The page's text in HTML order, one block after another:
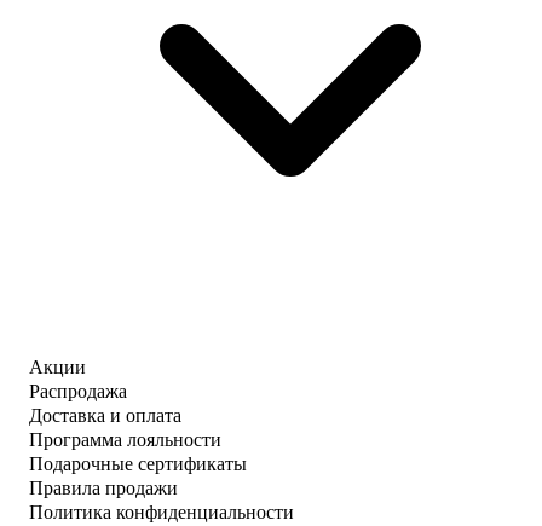
Акции
Распродажа
Доставка и оплата
Программа лояльности
Подарочные сертификаты
Правила продажи
Политика конфиденциальности